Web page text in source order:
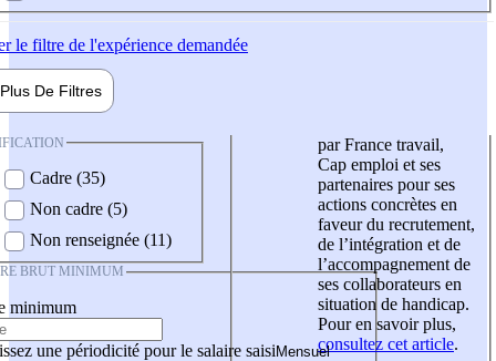
le filtre de l'expérience demandée
Plus De Filtres
Cadre (35)
Non cadre (5)
Non renseignée (11)
BRUT MINIMUM
minimum
une périodicité pour le salaire saisi
par France travail,
Cap emploi et ses
partenaires pour ses
actions concrètes en
faveur du recrutement,
de l’intégration et de
l’accompagnement de
ses collaborateurs en
situation de handicap.
Pour en savoir plus,
consultez cet article.